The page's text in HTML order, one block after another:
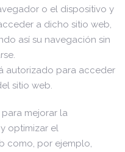
o el dispositivo y
a dicho sitio web,
así su navegación sin
autorizado para acceder
sitio web.
para mejorar la
optimizar el
como, por ejemplo,